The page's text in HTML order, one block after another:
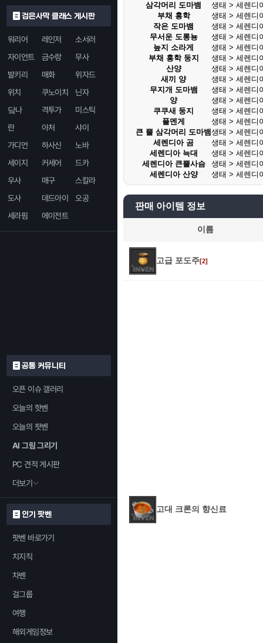
검은사막 클래스 게시판
워리어 레인저
소서러
자이언트
금수랑
무사
발키리
매화
위자드
위치
쿠노이치
닌자
닼나
격투가
미스틱
란
아처
샤이
가디언
하사신
노바
세이지
커세어
드카
우사
매구
스칼라
도사
데드아이
오공
세라핌
에이전트
공통 커뮤니티
오픈 이슈 갤러리
오늘의 핫벤
오늘의 팟벤
AI 그림 그리기
PC 견적 게시판
더보기
인기 팟벤
팟벤 바로가기
치지직
차벤
걸그룹
여행
해외게임정보
삼각머리 도마뱀
생태 > 세렌디
부채 홍학
생태 > 세렌디
작은 도마뱀
생태 > 세렌디
무서운 도롱뇽
생태 > 세렌디
늪지 소라게
생태 > 세렌디
부채 홍학 둥지
생태 > 세렌디
산양
생태 > 세렌디
새끼 양
생태 > 세렌디
무지개 도마뱀
생태 > 세렌디
양
생태 > 세렌디
쿠쿠새 둥지
생태 > 세렌디
풀멘게
생태 > 세렌디
큰 뿔 삼각머리 도마뱀생태 > 세렌디
세렌디아 곰
생태 > 세렌디
세렌디아 늑대
생태 > 세렌디
세렌디아 큰뿔사슴
생태 > 세렌디
세렌디아 산양
생태 > 세렌디
판매 아이템 정보
이름
고급 포도주[2]
고대 크론의 향신료